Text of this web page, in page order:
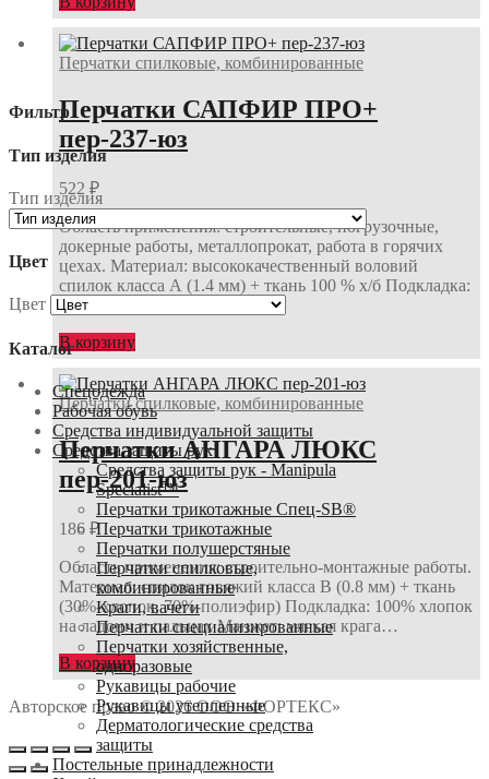
Перчатки спилковые, комбинированные
Перчатки САПФИР ПРО+
пер-237-юз
522 ₽
Область применения: строительные, погрузочные,
докерные работы, металлопрокат, работа в горячих
цехах. Материал: высококачественный воловий
спилок класса А (1.4 мм) + ткань 100 % х/б Подкладка:
…
В корзину
Перчатки спилковые, комбинированные
Перчатки АНГАРА ЛЮКС
пер-201-юз
186 ₽
Область применения: строительно-монтажные работы.
Материал: спилок говяжий класса В (0.8 мм) + ткань
(30%-хлопок, 70%-полиэфир) Подкладка: 100% хлопок
на ладони и пальцах Манжет: мягкая крага…
В корзину
Авторское право © 2026 ООО «ФОРТЕКС»
Фильтр
Тип изделия
Тип изделия
Цвет
Цвет
Каталог
Спецодежда
Рабочая обувь
Средства индивидуальной защиты
Средства защиты рук
Средства защиты рук - Manipula
Specialist™
Перчатки трикотажные Спец-SB®
Перчатки трикотажные
Перчатки полушерстяные
Перчатки спилковые,
комбинированные
Краги, вачеги
Перчатки специализированные
Перчатки хозяйственные,
одноразовые
Рукавицы рабочие
Рукавицы утепленные
Дерматологические средства
защиты
Постельные принадлежности